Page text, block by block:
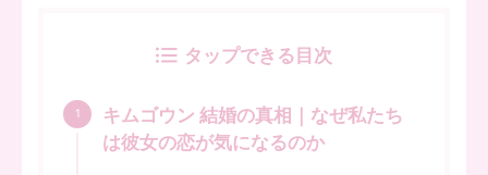
タップできる目次
キムゴウン 結婚の真相｜なぜ私たち
は彼女の恋が気になるのか